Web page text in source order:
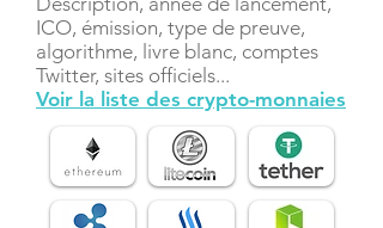
ICO, émission, type de preuve,
algorithme, livre blanc, comptes
Twitter, sites officiels...
Voir la liste des crypto-monnaies